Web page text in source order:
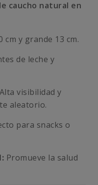
caucho natural en
cm y grande 13 cm.
de leche y
Alta visibilidad y
aleatorio.
para snacks o
Promueve la salud